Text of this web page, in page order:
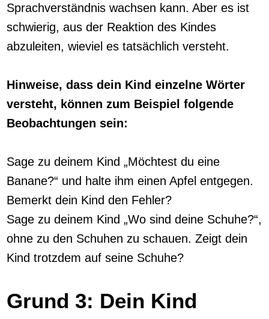
Sprachverständnis wachsen kann. Aber es ist
schwierig, aus der Reaktion des Kindes
abzuleiten, wieviel es tatsächlich versteht.
Hinweise, dass dein Kind einzelne Wörter
versteht, können zum Beispiel folgende
Beobachtungen sein:
Sage zu deinem Kind „Möchtest du eine
Banane?“ und halte ihm einen Apfel entgegen.
Bemerkt dein Kind den Fehler?
Sage zu deinem Kind „Wo sind deine Schuhe?“,
ohne zu den Schuhen zu schauen. Zeigt dein
Kind trotzdem auf seine Schuhe?
Grund 3: Dein Kind